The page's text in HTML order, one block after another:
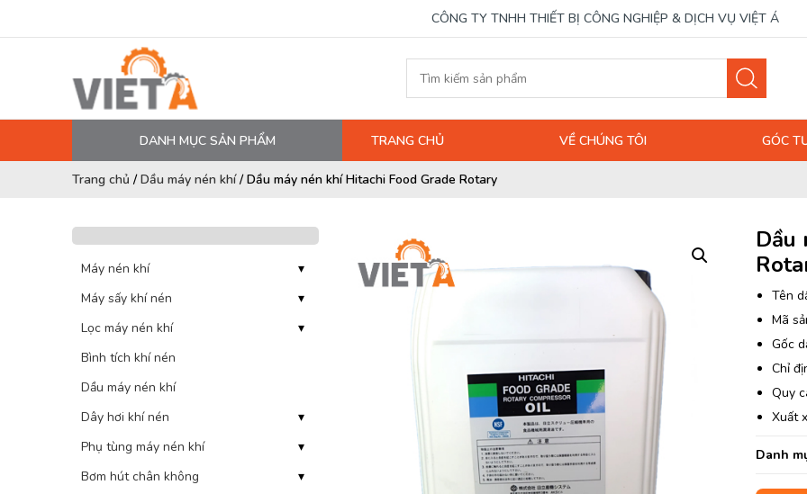
CÔNG TY TNHH THIẾT BỊ CÔNG NGHIỆP & DỊCH VỤ VIỆT Á
DANH MỤC SẢN PHẨM
MÁY NÉN KHÍ
DẦU MÁY NÉN KHÍ
DÂY HƠI, ỐNG HƠI
MÁY SẤY KHÍ
BÌNH CHỨA KHÍ NÉN
BƠM MÀNG KHÍ NÉN
BƠM HÚT CHÂN KHÔNG
BƠM ĐỊNH LƯỢNG
MOTOR, HỘP GIẢM TỐC
TRANG CHỦ VỀ CHÚNG TÔI GÓC
Trang chủ /Dầu máy nén khí/Dầu máy nén khí Hitachi Food Grade Rotary
Máy nén khí
▾
Máy sấy khí nén
▾
Lọc máy nén khí
▾
Bình tích khí nén
Dầu máy nén khí
Dây hơi khí nén
▾
Phụ tùng máy nén khí
▾
Bơm hút chân không
▾
Dầu
Tên
Mã
Gốc
Chỉ
Quy
Xuất
Danh